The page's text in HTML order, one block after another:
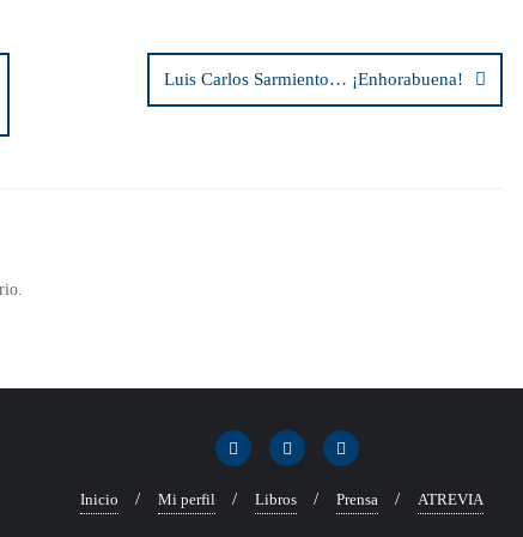
Luis Carlos Sarmiento… ¡Enhorabuena!
Inicio Mi perfil Libros Prensa ATREVIA